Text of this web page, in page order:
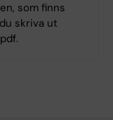
som finns
skriva ut